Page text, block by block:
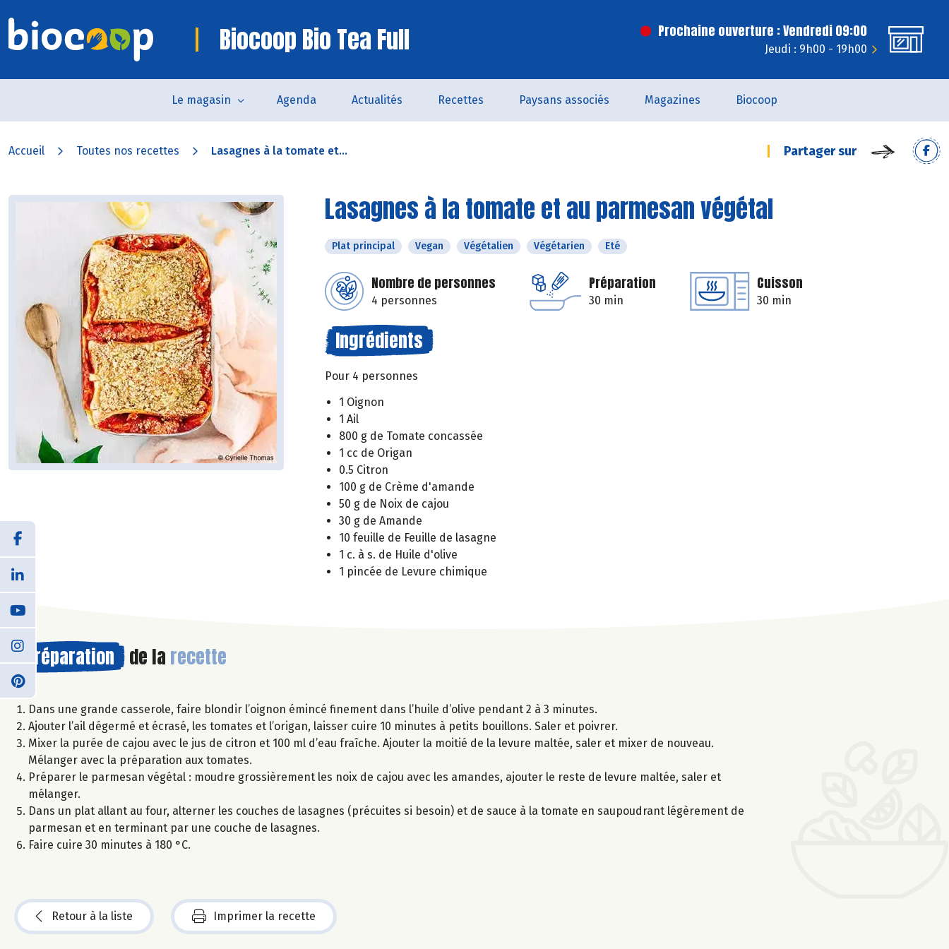
Biocoop Bio Tea Full Prochaine ouverture : Vendredi 09:00
Jeudi : 9h00 - 19h00
Le magasin Agenda Actualités Recettes Paysans associés Magazines Biocoop
Accueil Toutes nos recettes Lasagnes à la tomate et... Partager sur
Lasagnes à la tomate et au parmesan végétal
Plat principal Vegan Végétalien Végétarien Eté
Nombre de personnes
4 personnes
Préparation
30 min
Cuisson
30 min
Ingrédients
Pour 4 personnes
1 Oignon
1 Ail
800 g de Tomate concassée
1 cc de Origan
0.5 Citron
100 g de Crème d'amande
50 g de Noix de cajou
30 g de Amande
10 feuille de Feuille de lasagne
1 c. à s. de Huile d'olive
1 pincée de Levure chimique
Préparation de la recette
Dans une grande casserole, faire blondir l’oignon émincé finement dans l’huile d’olive pendant 2 à 3 minutes.
Ajouter l’ail dégermé et écrasé, les tomates et l’origan, laisser cuire 10 minutes à petits bouillons. Saler et poivrer.
Mixer la purée de cajou avec le jus de citron et 100 ml d’eau fraîche. Ajouter la moitié de la levure maltée, saler et mixer de nouveau.
Mélanger avec la préparation aux tomates.
Préparer le parmesan végétal : moudre grossièrement les noix de cajou avec les amandes, ajouter le reste de levure maltée, saler et
mélanger.
Dans un plat allant au four, alterner les couches de lasagnes (précuites si besoin) et de sauce à la tomate en saupoudrant légèrement de
parmesan et en terminant par une couche de lasagnes.
Faire cuire 30 minutes à 180 °C.
Retour à la liste Imprimer la recette